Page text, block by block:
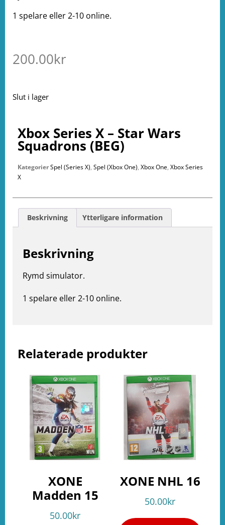
1 spelare eller 2-10 online.
200.00kr
Slut i lager
Relaterade produkter
XONE
Madden 15
50.00kr
XONE NHL 16
50.00kr
Xbox Series X – Star Wars
Squadrons (BEG)
KategorierSpel (Series X), Spel (Xbox One), Xbox One, Xbox Series
X
Beskrivning Ytterligare information
Beskrivning
Rymd simulator.
1 spelare eller 2-10 online.